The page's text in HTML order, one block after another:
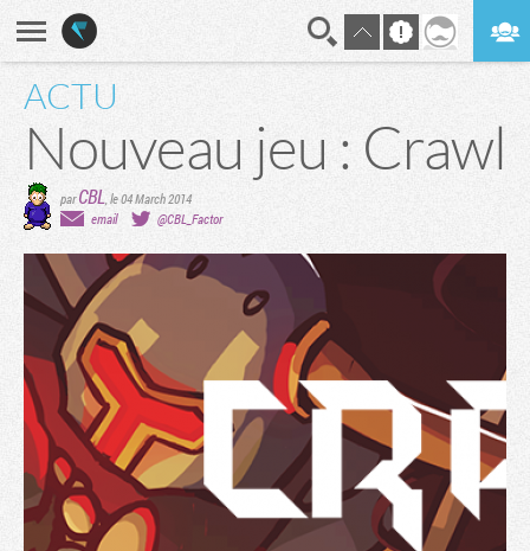
ACTU
Nouveau jeu : Crawl
parCBL le 04 March 2014
email
@CBL_Factor